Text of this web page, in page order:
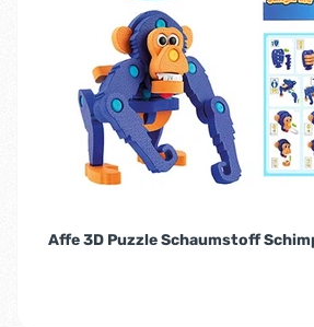
Affe 3D Puzzle Schaumstoff